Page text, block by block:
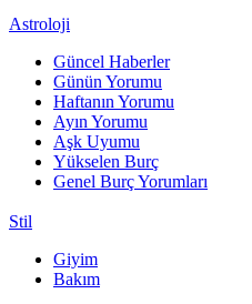
Astroloji
Güncel Haberler
Günün Yorumu
Haftanın Yorumu
Ayın Yorumu
Aşk Uyumu
Yükselen Burç
Genel Burç Yorumları
Stil
Giyim
Bakım